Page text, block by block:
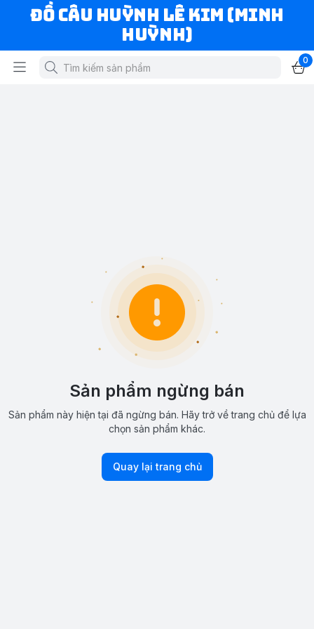
ĐỒ CÂU HUỲNH LÊ KIM (MINH
HUỲNH)
0
Sản phẩm ngừng bán
Sản phẩm này hiện tại đã ngừng bán. Hãy trở về trang chủ để lựa
chọn sản phẩm khác.
Quay lại trang chủ